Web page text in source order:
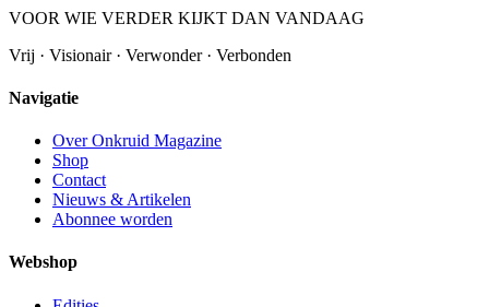
VOOR WIE VERDER KIJKT DAN VANDAAG
Vrij · Visionair · Verwonder · Verbonden
Navigatie
Over Onkruid Magazine
Shop
Contact
Nieuws & Artikelen
Abonnee worden
Webshop